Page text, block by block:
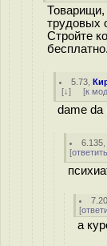
Товарищи,
трудовых
Стройте
5.73 ,
[↓] [к
dame da
6.135
[ответить
[
а